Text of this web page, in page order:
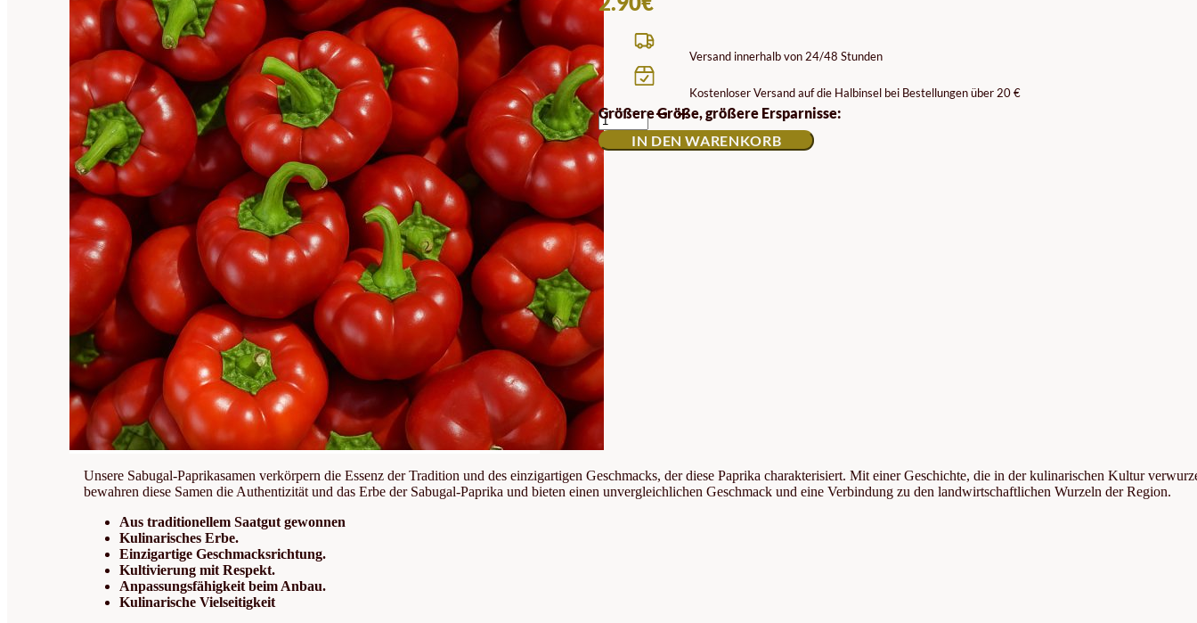
Versand innerhalb von 24/48 Stunden
Kostenloser Versand auf die Halbinsel bei Bestellungen über 20 €
Größere Größe, größere Ersparnisse:
SABUGAL
PAPRIKA-
SAMEN
MENGE
IN DEN WARENKORB
Unsere Sabugal-Paprikasamen verkörpern die Essenz der Tradition und des einzigartigen Geschmacks, der diese Paprika charakterisiert. Mit einer Geschichte, die in der kulinarischen Kultur
bewahren diese Samen die Authentizität und das Erbe der Sabugal-Paprika und bieten einen unvergleichlichen Geschmack und eine Verbindung zu den landwirtschaftlichen Wurzeln der Region.
Aus traditionellem Saatgut gewonnen
Kulinarisches Erbe.
Einzigartige Geschmacksrichtung.
Kultivierung mit Respekt.
Anpassungsfähigkeit beim Anbau.
Kulinarische Vielseitigkeit